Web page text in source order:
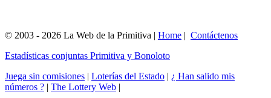
© 2003 - 2026 La Web de la Primitiva | Home | Contáctenos
Estadísticas conjuntas Primitiva y Bonoloto
Juega sin comisiones | Loterías del Estado | ¿ Han salido mis
números ? | The Lottery Web |